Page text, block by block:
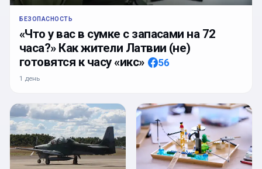
БЕЗОПАСНОСТЬ
«Что у вас в сумке с запасами на 72
часа?» Как жители Латвии (не)
готовятся к часу «икс»
56
1 день